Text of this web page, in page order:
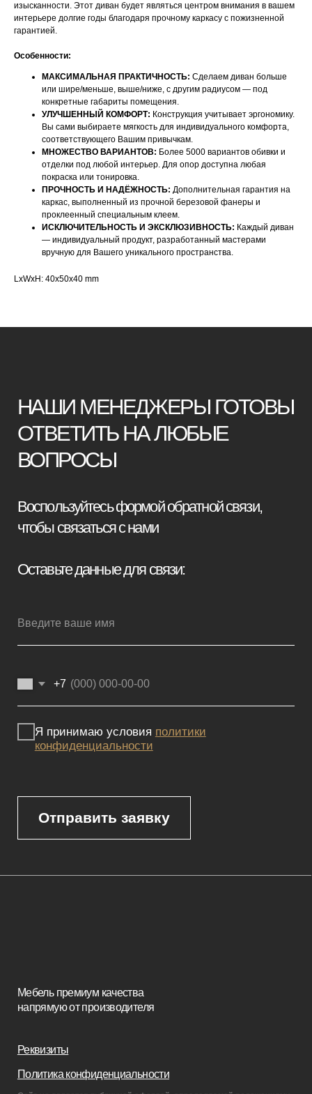
изысканности. Этот диван будет являться центром внимания в вашем
интерьере долгие годы благодаря прочному каркасу с пожизненной
гарантией.
Особенности:
МАКСИМАЛЬНАЯ ПРАКТИЧНОСТЬ: Сделаем диван больше
или шире/меньше, выше/ниже, с другим радиусом — под
конкретные габариты помещения.
УЛУЧШЕННЫЙ КОМФОРТ: Конструкция учитывает эргономику.
Вы сами выбираете мягкость для индивидуального комфорта,
соответствующего Вашим привычкам.
МНОЖЕСТВО ВАРИАНТОВ: Более 5000 вариантов обивки и
отделки под любой интерьер. Для опор доступна любая
покраска или тонировка.
ПРОЧНОСТЬ И НАДЁЖНОСТЬ: Дополнительная гарантия на
каркас, выполненный из прочной березовой фанеры и
проклеенный специальным клеем.
ИСКЛЮЧИТЕЛЬНОСТЬ И ЭКСКЛЮЗИВНОСТЬ: Каждый диван
— индивидуальный продукт, разработанный мастерами
вручную для Вашего уникального пространства.
LxWxH: 40x50x40 mm
Воспользуйтесь формой обратной связи,
НАШИ МЕНЕДЖЕРЫ ГОТОВЫ
ОТВЕТИТЬ НА ЛЮБЫЕ
ВОПРОСЫ
+7
Я принимаю условия
Отправить заявку
Каталог
напрямую от производителя
Покупателям
Мебель в наличии
Политика конфиденциальности